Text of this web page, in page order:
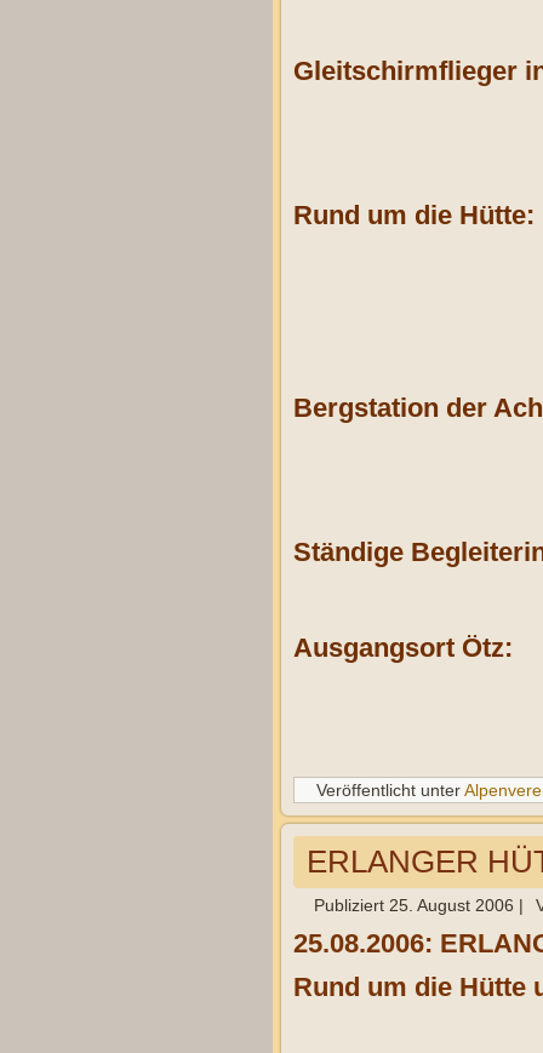
Gleitschirmflieger
Rund um die Hütte:
Bergstation der
Ständige
Ausgangsort Ötz:
Veröffentlicht unter
ERLANGER
Publiziert 25. August 2006 |
25.08.2006:
Rund um die Hütte